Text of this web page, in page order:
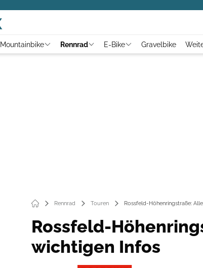
Mountainbike Rennrad E-Bike Gravelbike
Rennrad Touren Rossfeld-Höhenringstraße:
Rossfeld-
wichtigen Infos